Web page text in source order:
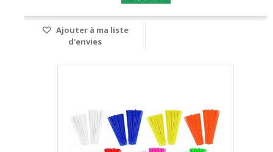
Ajouter à ma liste
d'envies